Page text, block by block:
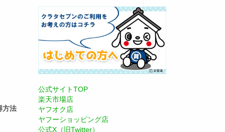
方法
公式サイトTOP
楽天市場店
ヤフオク店
ヤフーショッピング店
公式X（旧Twitter）